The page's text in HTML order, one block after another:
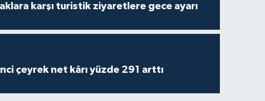
karşı turistik ziyaretlere gece ayarı
çeyrek net kârı yüzde 291 arttı